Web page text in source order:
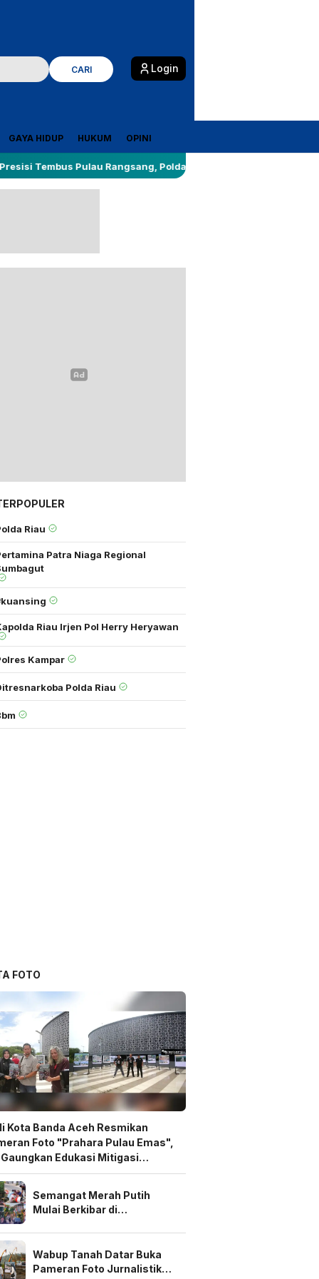
CARI Login
GAYA HIDUP HUKUM OPINI
Pulau Rangsang, Polda Riau Bawa Bantuan dan Tanam 2.200
Riau
Patra Niaga Regional
Riau Irjen Pol Herry Heryawan
Kampar
Polda Riau
FOTO
Kota Banda Aceh Resmikan
Foto "Prahara Pulau Emas",
Gaungkan Edukasi Mitigasi
Semangat Merah Putih
Mulai Berkibar di
Sambut HUT ke-81 RI
Wabup Tanah Datar Buka
Pameran Foto Jurnalistik